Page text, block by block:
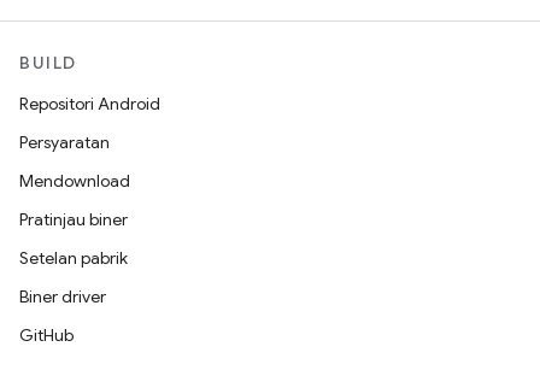
BUILD
Repositori Android
Persyaratan
Mendownload
Pratinjau biner
Setelan pabrik
Biner driver
GitHub